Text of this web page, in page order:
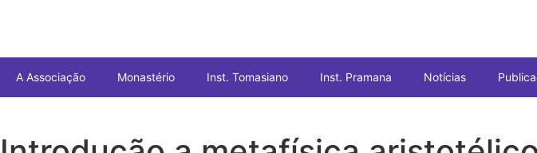
A Associação Monastério Inst. Tomasiano Inst. Pramana Notícias